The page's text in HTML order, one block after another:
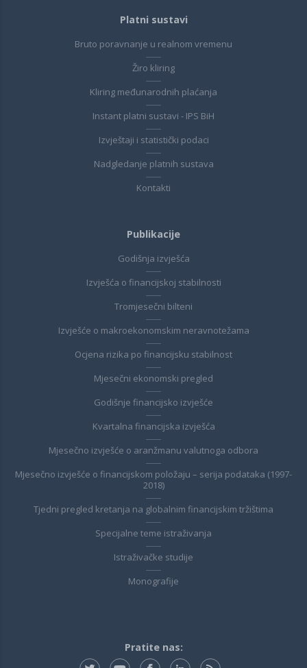
Platni sustavi
Bruto poravnanje u realnom vremenu
Žiro kliring
Kliring međunarodnih plaćanja
Instant platni sustavi - IPS BiH
Izvještaji i statistički podaci
Nadgledanje platnih sustava
Kontakti
Publikacije
Godišnja izvješća
Izvješća o financijskoj stabilnosti
Tromjesečni bilteni
Izvješće o makroekonomskim neravnotežama
Ocjena rizika po financijsku stabilnost
Mjesečni ekonomski pregled
Godišnje financijsko izvješće
Kvartalna financijska izvješća
Mjesečno izvješće o aranžmanu valutnoga odbora
Mjesečno izvješće o financijskom položaju – serija podataka (1997-
2018)
Tjedni pregled kretanja na globalnim financijskim tržištima
Specijalne teme istraživanja
Istraživačke studije
Monografije
Pratite nas: